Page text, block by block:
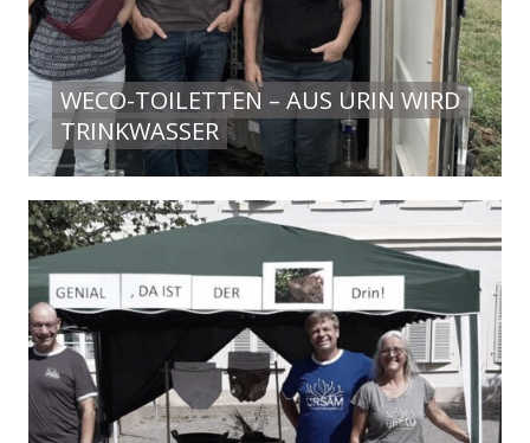
WECO-TOILETTEN – AUS URIN WIRD
TRINKWASSER